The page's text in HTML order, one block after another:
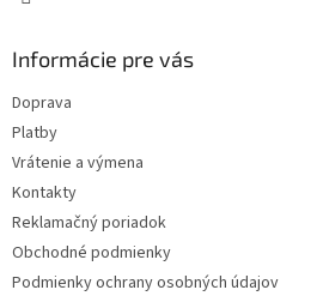
Informácie pre vás
Doprava
Platby
Vrátenie a výmena
Kontakty
Reklamačný poriadok
Obchodné podmienky
Podmienky ochrany osobných údajov